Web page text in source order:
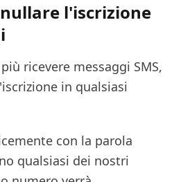
l'iscrizione
ricevere messaggi SMS,
in qualsiasi
con la parola
qualsiasi dei nostri